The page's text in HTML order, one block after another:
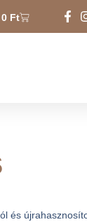
0 Ft
és